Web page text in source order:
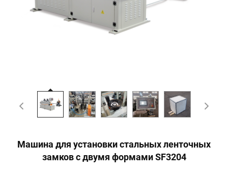
Машина для установки стальных ленточных
замков с двумя формами SF3204